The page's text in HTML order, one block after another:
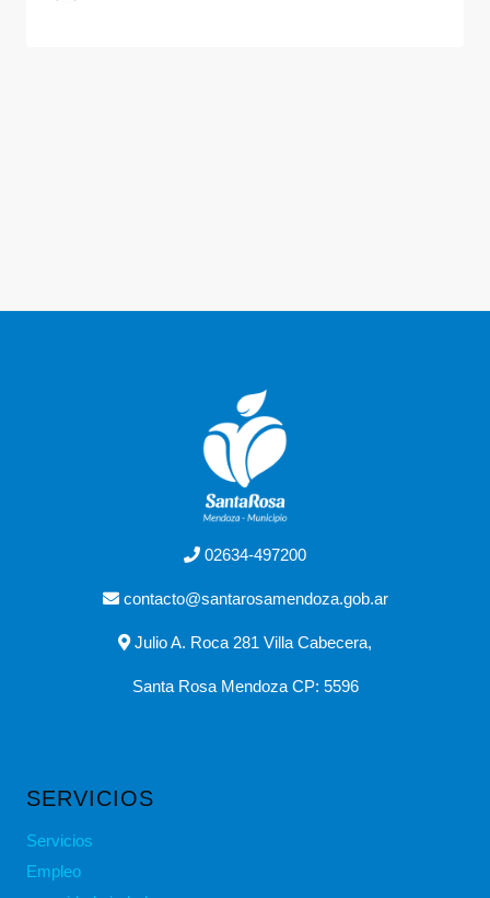
02634-497200
contacto@santarosamendoza.gob.ar
Julio A. Roca 281 Villa Cabecera,
Santa Rosa Mendoza CP: 5596
SERVICIOS
Servicios
Empleo